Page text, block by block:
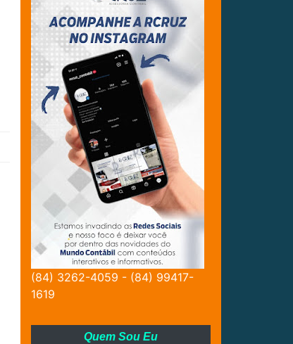
(84) 3262-4059 - (84) 99417-
1619
Quem Sou Eu